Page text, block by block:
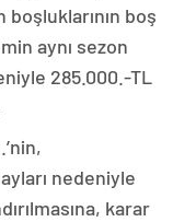
boş
aynı sezon
285.000.-TL
nedeniyle
karar